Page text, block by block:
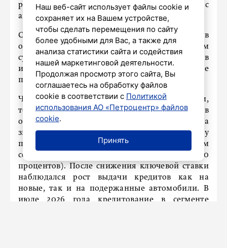
ростом цен на автомобили по сравнению с
аналогичным периодом прошлого года.
Сниженную динамику выдачи автокредитов
они связывают с высоким показателем
субсидированных автокредитов, выданных в
июле 2025 года, на фоне которых нынешние
показатели выглядят скромнее.
Что касается сегмента автомобилей с пробегом,
то в прошлом году субсидирование кредитов
отсутствовало, а ключевая ставка была
значительно выше. Это привело к серьезному
падению объемов кредитования в этом
сегменте к уровню 2024 года (на 50-60
процентов). После снижения ключевой ставки
наблюдался рост выдачи кредитов как на
новые, так и на подержанные автомобили. В
июле 2026 года кредитование в сегменте
Наш веб-сайт использует файлы cookie и
сохраняет их на Вашем устройстве,
чтобы сделать перемещения по сайту
более удобными для Вас, а также для
анализа статистики сайта и содействия
нашей маркетинговой деятельности.
Продолжая просмотр этого сайта, Вы
соглашаетесь на обработку файлов
cookie в соответствии с Политикой
использования АО «Петроцентр» файлов
cookie.
Принять